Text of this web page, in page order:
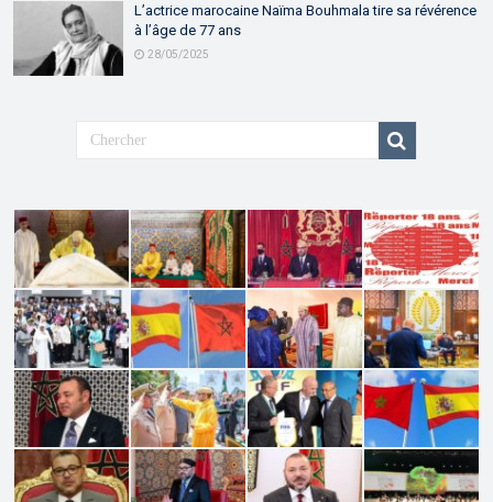
L’actrice marocaine Naïma Bouhmala tire sa révérence
à l’âge de 77 ans
28/05/2025